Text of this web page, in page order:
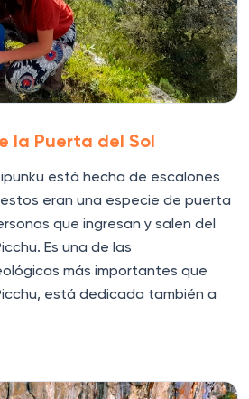
la Puerta del Sol
está hecha de escalones
eran una especie de puerta
que ingresan y salen del
Es una de las
más importantes que
está dedicada también a